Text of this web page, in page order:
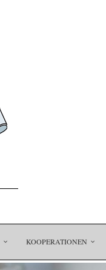
KOOPERATIONEN